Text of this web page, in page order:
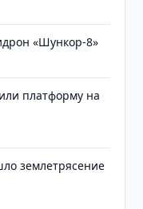
«Шункор-8»
платформу на
землетрясение